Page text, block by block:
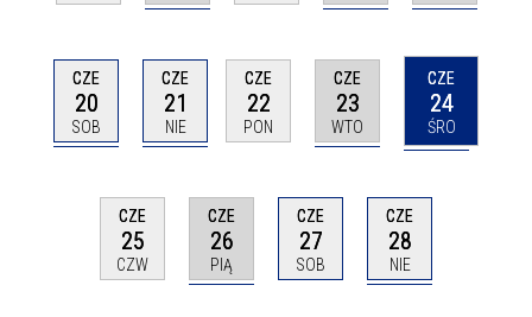
CZE
20
SOB
CZE
21
NIE
CZE
22
PON
CZE
23
WTO
CZE
24
ŚRO
CZE
25
CZW
CZE
26
PIĄ
CZE
27
SOB
CZE
28
NIE